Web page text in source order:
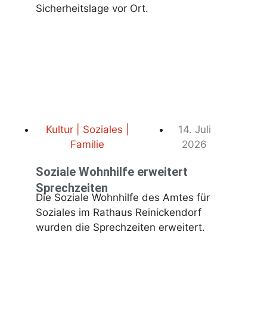
Sicherheitslage vor Ort.
14. Juli
2026
Kultur | Soziales |
Familie
Soziale Wohnhilfe erweitert
Sprechzeiten
Die Soziale Wohnhilfe des Amtes für
Soziales im Rathaus Reinickendorf
wurden die Sprechzeiten erweitert.